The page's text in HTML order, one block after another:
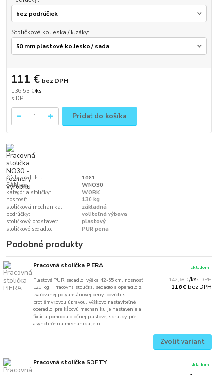
Stoličkové kolieska / klzáky:
136,53 €/ks
111 € bez DPH
Pridať do košíka
Číslo produktu:
1081
EAN kód:
WNO30
kategória stoličky:
WORK
nosnosť:
130 kg
stoličková mechanika:
základná
podrúčky:
voliteľná výbava
stoličkový podstavec:
plastový
stoličkové sedadlo:
PUR pena
Podobné produkty
Pracovná stolička PIERA
Plastové PUR sedadlo, výška 42-55 cm, nosnosť
120 kg. Pracovná stolička, sedadlo a operadlo z
tvarovanej polyuretánovej peny, povrch s
protišmykovou úpravou, výškovo nastaviteľné
operadlo: pre kĺbovú mechaniku je nastavenie a
fixácia pomocou otočnej plastovej skrutky, pre
asynchrónnu mechaniku je n...
142,68 €/ks
116 €bez DPH
skladom
Zvoliť variant
Pracovná stolička SOFTY skladom